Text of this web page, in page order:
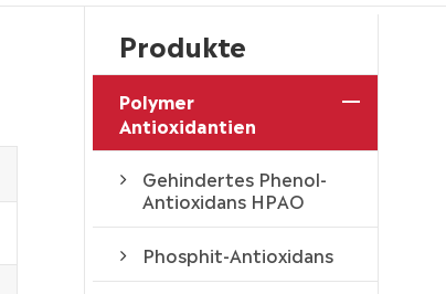
Produkte
Polymer
Antioxidantien
Gehindertes Phenol-
Antioxidans HPAO
Phosphit-Antioxidans